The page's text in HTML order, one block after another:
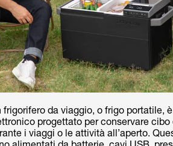
frigorifero da viaggio, o frigo portatile,
progettato per conservare
i viaggi o le attività all’aperto.